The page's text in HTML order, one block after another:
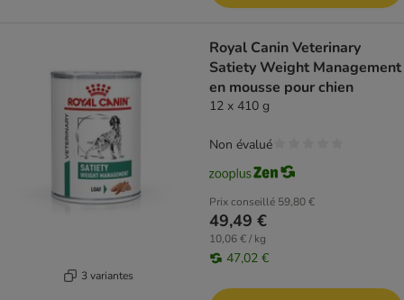
3 variantes
Royal Canin Veterinary
Satiety Weight Management
en mousse pour chien
12 x 410 g
Prix conseillé 59,80 €
49,49 €
10,06 € / kg
47,02 €
Non évalué